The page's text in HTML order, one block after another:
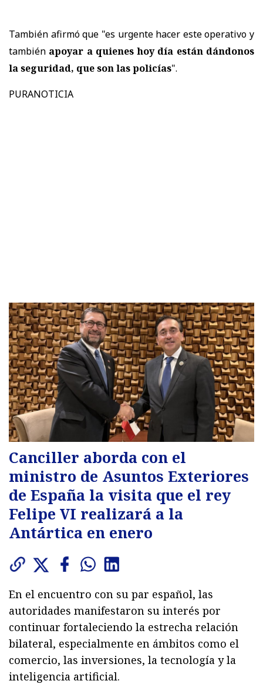
También afirmó que "es urgente hacer este operativo y
también apoyar a quienes hoy día están dándonos
la seguridad, que son las policías".
PURANOTICIA
Canciller aborda con el
ministro de Asuntos Exteriores
de España la visita que el rey
Felipe VI realizará a la
Antártica en enero
En el encuentro con su par español, las
autoridades manifestaron su interés por
continuar fortaleciendo la estrecha relación
bilateral, especialmente en ámbitos como el
comercio, las inversiones, la tecnología y la
inteligencia artificial.